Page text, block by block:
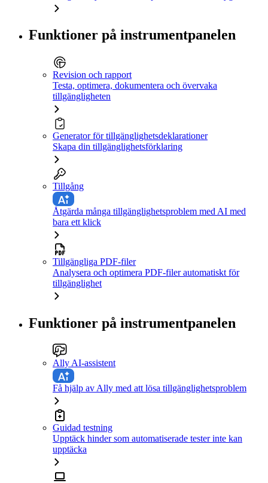
Funktioner på instrumentpanelen
Revision och rapport
Testa, optimera, dokumentera och övervaka
tillgängligheten
Generator för tillgänglighetsdeklarationer
Skapa din tillgänglighetsförklaring
Tillgång
Åtgärda många tillgänglighetsproblem med AI med
bara ett klick
Tillgängliga PDF-filer
Analysera och optimera PDF-filer automatiskt för
tillgänglighet
Funktioner på instrumentpanelen
Ally AI-assistent
Få hjälp av Ally med att lösa tillgänglighetsproblem
Guidad testning
Upptäck hinder som automatiserade tester inte kan
upptäcka